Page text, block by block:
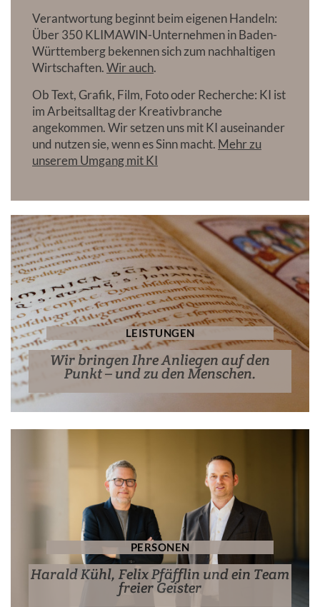
Verantwortung beginnt beim eigenen Handeln:
Über 350 KLIMAWIN-Unternehmen in Baden-
Württemberg bekennen sich zum nachhaltigen
Wirtschaften.Wir auch.
Ob Text, Grafik, Film, Foto oder Recherche: KI ist
im Arbeitsalltag der Kreativbranche
angekommen. Wir setzen uns mit KI auseinander
und nutzen sie, wenn es Sinn macht. Mehr zu
unserem Umgang mit KI
LEISTUNGEN
Wir bringen Ihre Anliegen auf den
Punkt – und zu den Menschen.
PERSONEN
Harald Kühl, Felix Pfäfflin und ein Team
freier Geister